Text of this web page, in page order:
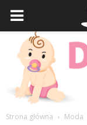
Strona główna Moda